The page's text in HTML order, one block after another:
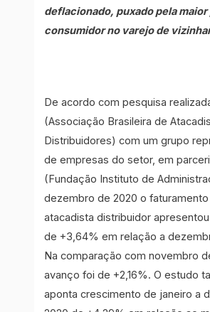
deflacionado, puxado pela
consumidor no varejo de
De acordo com pesquisa
(Associação Brasileira de
Distribuidores) com um grupo
de empresas do setor, em
(Fundação Instituto de
dezembro de 2020 o
atacadista distribuidor
de +3,64% em relação a
Na comparação com novembro
avanço foi de +2,16%. O estudo
aponta crescimento de janeiro a